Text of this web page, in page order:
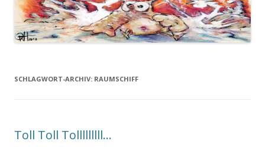
SCHLAGWORT-ARCHIV: RAUMSCHIFF
Toll Toll Tolllllllll…